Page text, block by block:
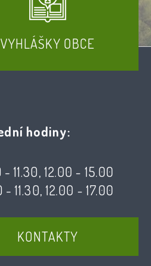
VYHLÁŠKY OBCE
hodiny:
11.30, 12.00 - 15.00
11.30, 12.00 - 17.00
KONTAKTY